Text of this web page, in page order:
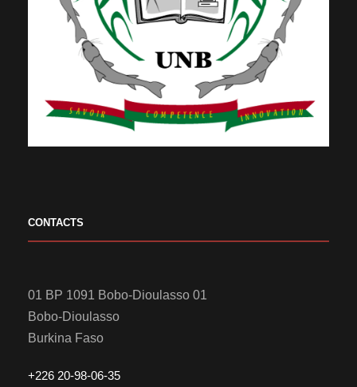
CONTACTS
01 BP 1091 Bobo-Dioulasso 01
Bobo-Dioulasso
Burkina Faso
+226 20-98-06-35